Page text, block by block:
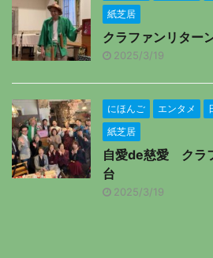
紙芝居
クラファンリタ
2025/3/19
にほんご エンタメ
紙芝居
自愛de慈愛 クラ
台
2025/3/19